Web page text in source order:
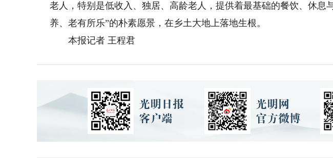
老人，特别是低收入、独居、高龄老人，提供着最基础的餐饮、休息
养、老有所乐”的朴素愿景，在乡土大地上落地生根。
本报记者 王程君